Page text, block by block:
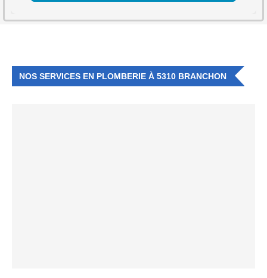
NOS SERVICES EN PLOMBERIE À 5310 BRANCHON